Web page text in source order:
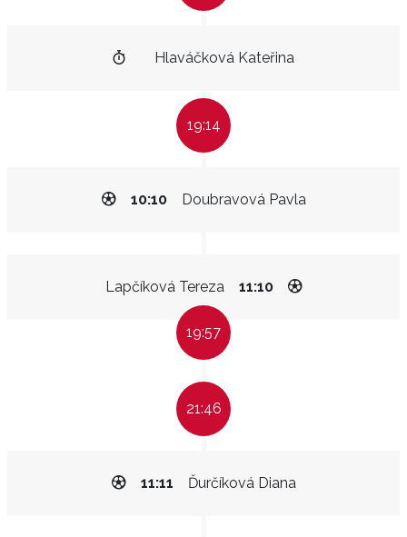
Hlaváčková Kateřina
19:14
Doubravová Pavla
10:10
Lapčíková Tereza 11:10
19:57
21:46
Ďurčíková Diana
11:11